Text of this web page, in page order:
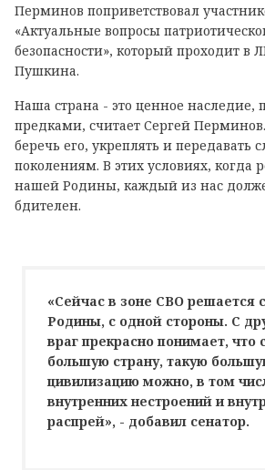
Перминов поприветствовал
«Актуальные вопросы
безопасности», который проходит в
Пушкина.
Наша страна - это ценное наследие,
предками, считает Сергей
беречь его, укреплять и
поколениям. В этих условиях, когда
нашей Родины, каждый из нас
бдителен.
«Сейчас в зоне СВО решается
Родины, с одной стороны. С
враг прекрасно понимает, что
большую страну, такую
цивилизацию можно, в том
внутренних нестроений и
распрей», - добавил сенатор.